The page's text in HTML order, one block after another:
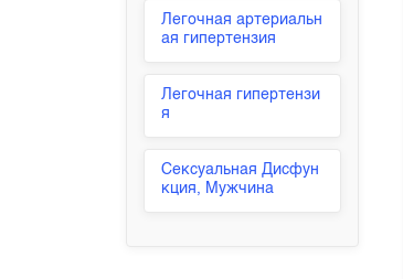
Легочная артериальн
ая гипертензия
Легочная гипертензи
я
Сексуальная Дисфун
кция, Мужчина